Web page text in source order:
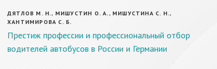
ДЯТЛОВ М. Н., МИШУСТИН О. А., МИШУСТИНА С. Н.,
ХАНТИМИРОВА С. Б.
Престиж профессии и профессиональный отбор
водителей автобусов в России и Германии